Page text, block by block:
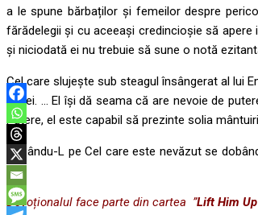
a le spune bărbaților și femeilor despre
fărădelegii și cu aceeași credincioșie să
și niciodată ei nu trebuie să sune o notă
Cel care slujește sub steagul însângerat al lui
luptei. … El își dă seama că are nevoie de
Putere, el este capabil să prezinte solia
Văzându-L pe Cel care este nevăzut se
363
Devoționalul face parte din cartea ”Lift Him Up